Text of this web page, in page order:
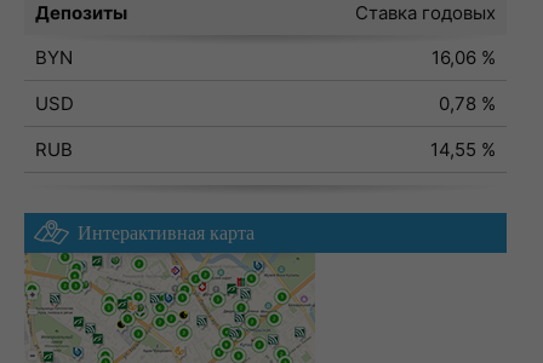
Депозиты
Ставка годовых
BYN
16,06 %
USD
0,78 %
RUB
14,55 %
Интерактивная карта